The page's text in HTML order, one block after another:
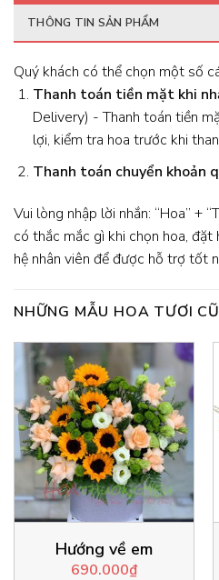
THÔNG TIN SẢN PHẨM
Quý khách có thể chọn một số
Thanh toán tiền mặt khi
Delivery) - Thanh toán tiền
lợi, kiểm tra hoa trước khi
Thanh toán chuyển khoản
Vui lòng nhập lời nhắn: “Hoa” +
có thắc mắc gì khi chọn hoa, đặt
hệ nhân viên để được hỗ trợ tốt
NHỮNG MẪU HOA TƯƠI
Hướng về em
690.000₫